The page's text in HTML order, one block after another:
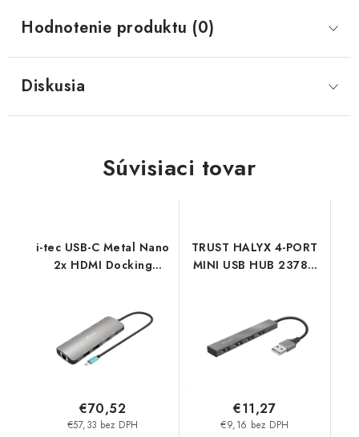
Hodnotenie produktu (0)
Diskusia
Súvisiaci tovar
i-tec USB-C Metal Nano
2x HDMI Docking
I-Tec
€57,33 bez DPH
€70,52
TRUST HALYX 4-PORT
MINI USB HUB 23786
€9,16 bez DPH
€11,27